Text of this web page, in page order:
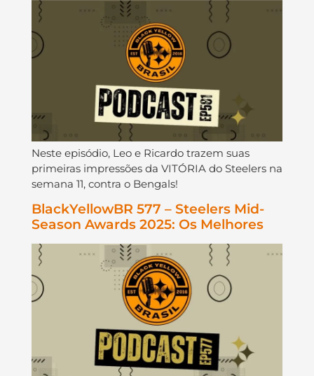
Neste episódio, Leo e Ricardo trazem suas
primeiras impressões da VITÓRIA do Steelers na
semana 11, contra o Bengals!
BlackYellowBR 577 – Steelers Mid-
Season Awards 2025: Os Melhores